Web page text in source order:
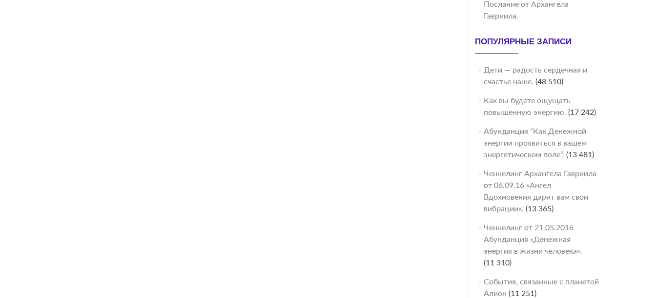
Послание от Архангела
Гавриила.
ПОПУЛЯРНЫЕ ЗАПИСИ
Дети — радость сердечная и
счастье наше. (48 510)
Как вы будете ощущать
повышенную энергию. (17 242)
Абунданция “Как Денежной
энергии проявиться в вашем
энергетическом поле“. (13 481)
Ченнелинг Архангела Гавриила
от 06.09.16 «Ангел
Вдохновения дарит вам свои
вибрации». (13 365)
Ченнелинг от 21.05.2016
Абунданция «Денежная
энергия в жизни человека».
(11 310)
События, связанные с планетой
Алион (11 251)